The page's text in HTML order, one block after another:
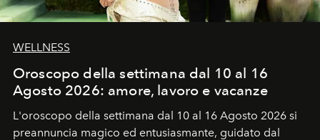
WELLNESS
Oroscopo della settimana dal 10 al 16
Agosto 2026: amore, lavoro e vacanze
L'oroscopo della settimana dal 10 al 16 Agosto 2026 si
preannuncia magico ed entusiasmante, guidato dal